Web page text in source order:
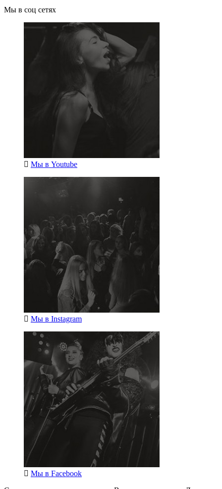
Мы в соц сетях
Мы в Youtube
Мы в Instagram
Мы в Facebook